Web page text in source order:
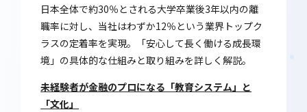
日本全体で約30％とされる大学卒業後3年以内の離
職率に対し、当社はわずか12％という業界トップク
ラスの定着率を実現。「安心して長く働ける成長環
境」の具体的な仕組みと取り組みを詳しく解説。
未経験者が金融のプロになる「教育システム」と
「文化」